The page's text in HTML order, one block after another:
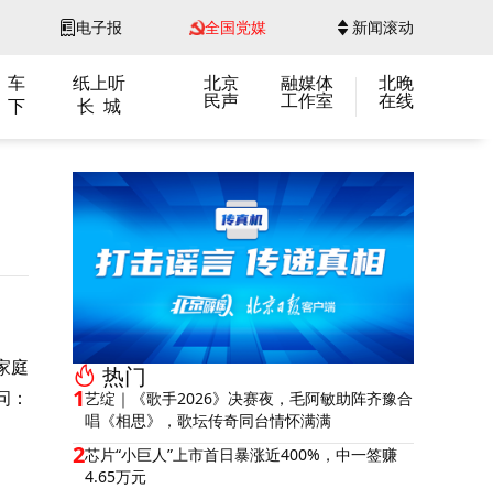
电子报 全国党媒 新闻滚动
车
纸上听
下 长 城
北京
民声
融媒体
工作室
北晚
在线
庭
热门
1艺绽｜《歌手2026》决赛夜，毛阿敏助阵齐豫合
唱《相思》，歌坛传奇同台情怀满满
2芯片“小巨人”上市首日暴涨近400%，中一签赚
4.65万元